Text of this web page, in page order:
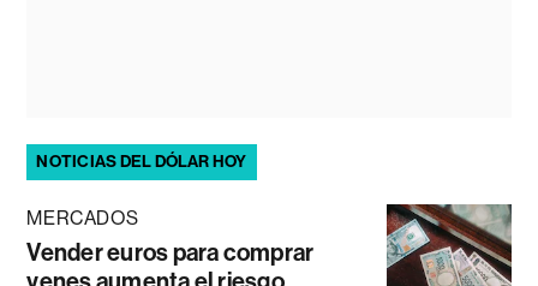
NOTICIAS DEL DÓLAR HOY
MERCADOS
Vender euros para comprar